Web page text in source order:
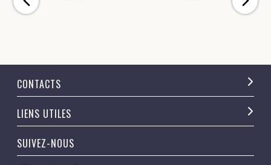
CONTACTS
LIENS UTILES
SUIVEZ-NOUS